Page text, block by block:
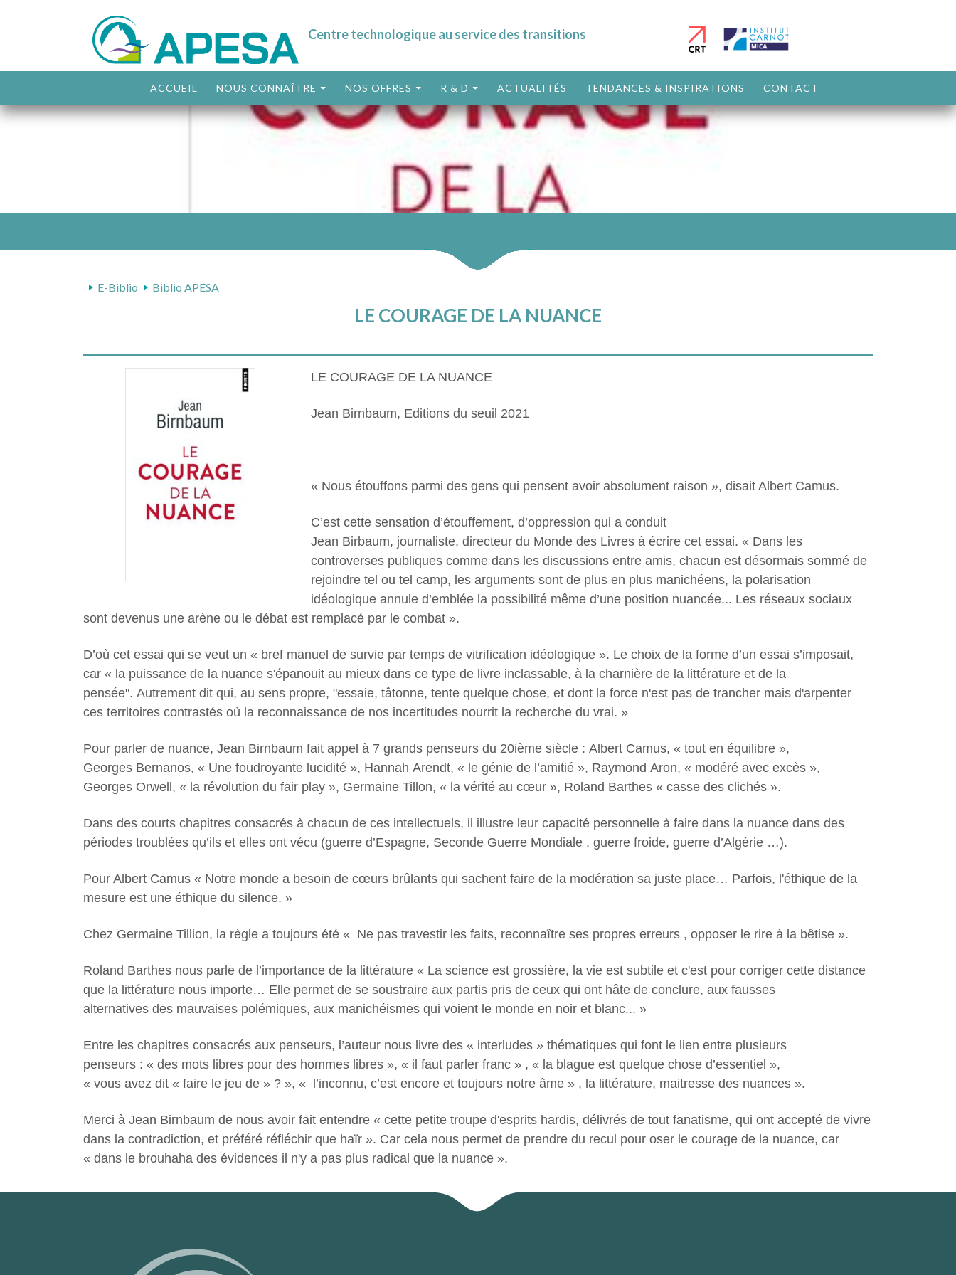
Centre technologique au service des transitions
ACCUEIL
NOUS CONNAÎTRE NOS OFFRES R & D ACTUALITÉS TENDANCES & INSPIRATIONS CONTACT
E-Biblio Biblio APESA
LE COURAGE DE LA NUANCE
LE COURAGE DE LA NUANCE
Jean Birnbaum, Editions du seuil 2021
« Nous étouffons parmi des gens qui pensent avoir absolument raison », disait Albert Camus.
C’est cette sensation d’étouffement, d’oppression qui a conduit
Jean Birbaum, journaliste, directeur du Monde des Livres à écrire cet essai. « Dans les
controverses publiques comme dans les discussions entre amis, chacun est désormais sommé de
rejoindre tel ou tel camp, les arguments sont de plus en plus manichéens, la polarisation
idéologique annule d’emblée la possibilité même d’une position nuancée... Les réseaux sociaux
sont devenus une arène ou le débat est remplacé par le combat ».
D’où cet essai qui se veut un « bref manuel de survie par temps de vitrification idéologique ». Le choix de la forme d’un essai s’imposait,
car « la puissance de la nuance s'épanouit au mieux dans ce type de livre inclassable, à la charnière de la littérature et de la
pensée". Autrement dit qui, au sens propre, "essaie, tâtonne, tente quelque chose, et dont la force n'est pas de trancher mais d'arpenter
ces territoires contrastés où la reconnaissance de nos incertitudes nourrit la recherche du vrai. »
Pour parler de nuance, Jean Birnbaum fait appel à 7 grands penseurs du 20ième siècle : Albert Camus, « tout en équilibre »,
Georges Bernanos, « Une foudroyante lucidité », Hannah Arendt, « le génie de l’amitié », Raymond Aron, « modéré avec excès »,
Georges Orwell, « la révolution du fair play », Germaine Tillon, « la vérité au cœur », Roland Barthes « casse des clichés ».
Dans des courts chapitres consacrés à chacun de ces intellectuels, il illustre leur capacité personnelle à faire dans la nuance dans des
périodes troublées qu’ils et elles ont vécu (guerre d’Espagne, Seconde Guerre Mondiale , guerre froide, guerre d’Algérie …).
Pour Albert Camus « Notre monde a besoin de cœurs brûlants qui sachent faire de la modération sa juste place… Parfois, l'éthique de la
mesure est une éthique du silence. »
Chez Germaine Tillion, la règle a toujours été « Ne pas travestir les faits, reconnaître ses propres erreurs , opposer le rire à la bêtise ».
Roland Barthes nous parle de l’importance de la littérature « La science est grossière, la vie est subtile et c'est pour corriger cette distance
que la littérature nous importe… Elle permet de se soustraire aux partis pris de ceux qui ont hâte de conclure, aux fausses
alternatives des mauvaises polémiques, aux manichéismes qui voient le monde en noir et blanc... »
Entre les chapitres consacrés aux penseurs, l’auteur nous livre des « interludes » thématiques qui font le lien entre plusieurs
penseurs : « des mots libres pour des hommes libres », « il faut parler franc » , « la blague est quelque chose d’essentiel »,
« vous avez dit « faire le jeu de » ? », « l’inconnu, c’est encore et toujours notre âme » , la littérature, maitresse des nuances ».
Merci à Jean Birnbaum de nous avoir fait entendre « cette petite troupe d'esprits hardis, délivrés de tout fanatisme, qui ont accepté de vivre
dans la contradiction, et préféré réfléchir que haïr ». Car cela nous permet de prendre du recul pour oser le courage de la nuance, car
« dans le brouhaha des évidences il n'y a pas plus radical que la nuance ».